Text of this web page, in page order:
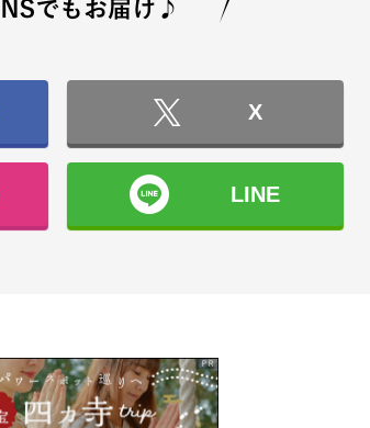
X
LINE